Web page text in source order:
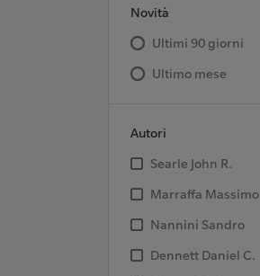
Novità
Ultimi 90 giorni
Ultimo mese
Autori
Searle John R.
Marraffa Massimo
Nannini Sandro
Dennett Daniel C.